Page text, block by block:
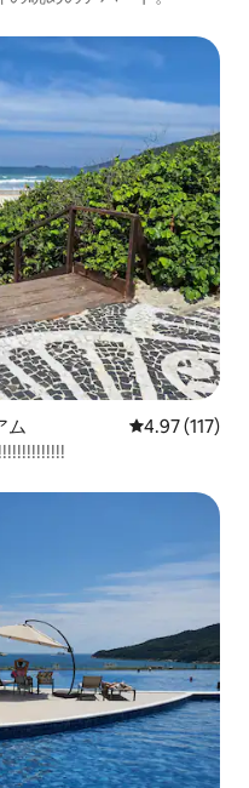
ム レビュー117
4.97 (117)